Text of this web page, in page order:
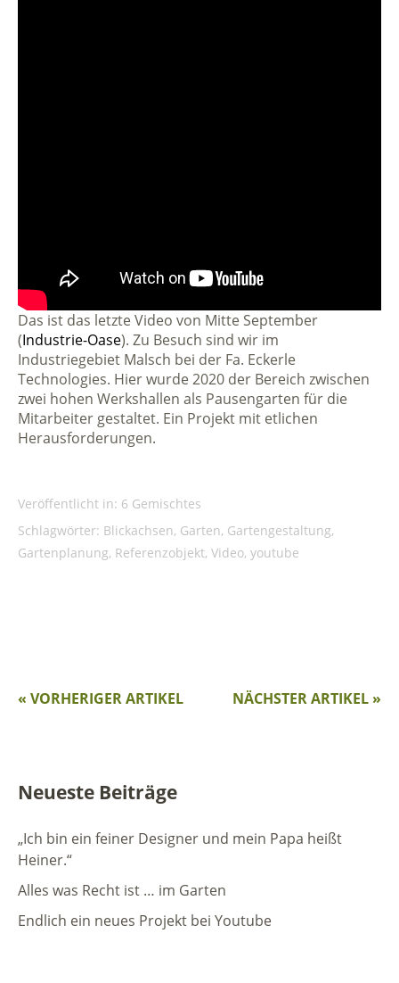
Das ist das letzte Video von Mitte September
(Industrie-Oase). Zu Besuch sind wir im
Industriegebiet Malsch bei der Fa. Eckerle
Technologies. Hier wurde 2020 der Bereich zwischen
zwei hohen Werkshallen als Pausengarten für die
Mitarbeiter gestaltet. Ein Projekt mit etlichen
Herausforderungen.
Veröffentlicht in: 6 Gemischtes
Schlagwörter: Blickachsen, Garten, Gartengestaltung,
Gartenplanung, Referenzobjekt, Video, youtube
NÄCHSTER ARTIKEL »
« VORHERIGER ARTIKEL
Neueste Beiträge
„Ich bin ein feiner Designer und mein Papa heißt
Heiner.“
Alles was Recht ist … im Garten
Endlich ein neues Projekt bei Youtube